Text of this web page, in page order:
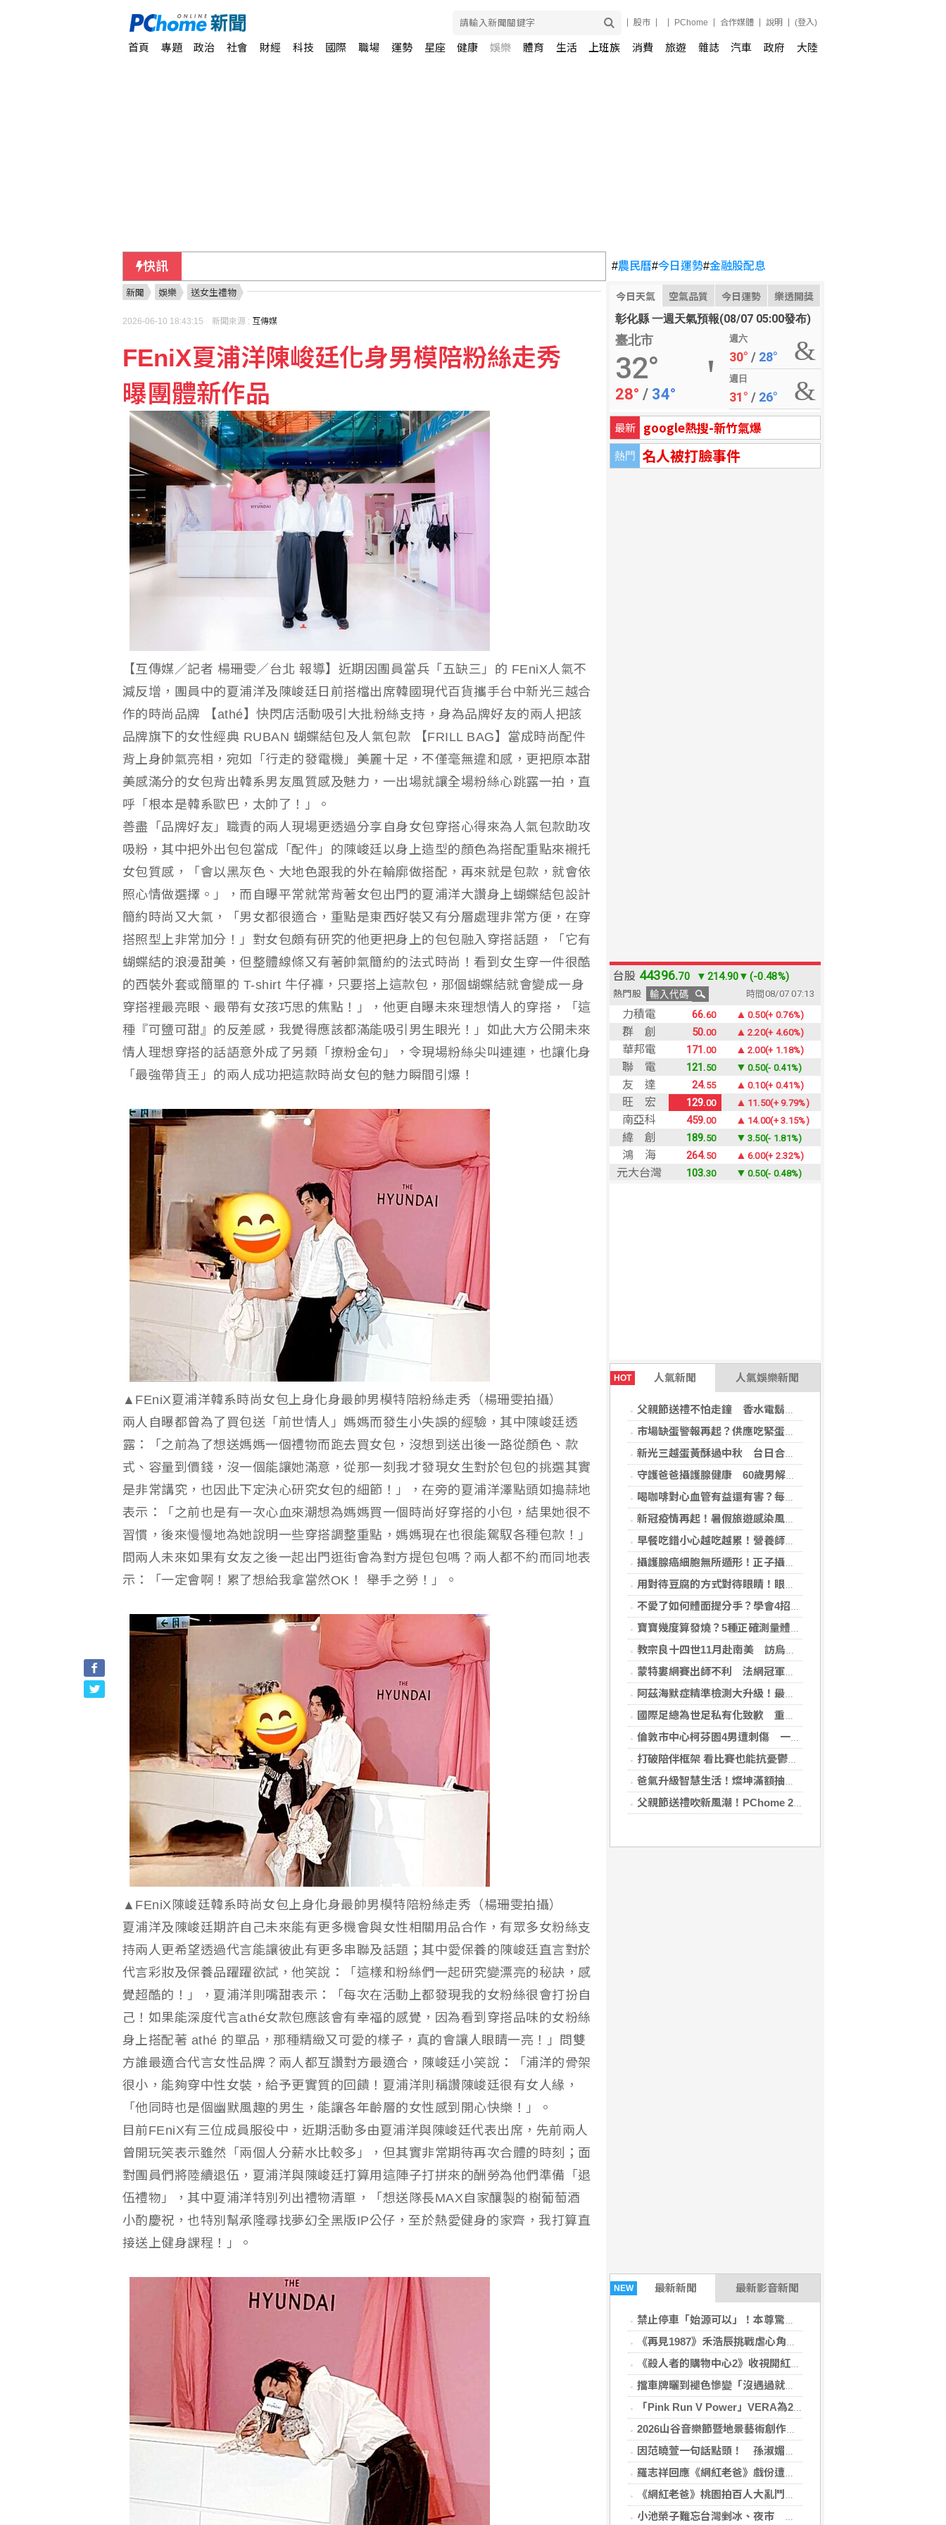
股市 PChome 合作媒體 說明 (登入)
首頁 專題 政治 社會 財經 科技 國際 職場 運勢 星座 健康 娛樂 體育 生活 上班族 消費 旅遊 雜誌 汽車 政府 大陸
快訊 #農民曆#今日運勢#金融股配息
今日天氣 空氣品質 今日運勢 樂透開獎
彰化縣 一週天氣預報(08/07 05:00發布)
臺北市
32°
28° / 34°
週六
30° / 28°
週日
31° / 26°
最新 google熱搜-新竹氣爆
熱門 名人被打臉事件
HOT 人氣新聞 人氣娛樂新聞
父親節送禮不怕走鐘 香水電鬍刀千年不敗
市場缺蛋警報再起？供應吃緊蛋價蠢蠢欲動
新光三越蛋黃酥過中秋 台日合作開發話題新品
守護爸爸攝護腺健康 60歲男解尿異常 靠PHI檢測及早揪出攝護腺癌
喝咖啡對心血管有益還有害？每日可以喝幾杯咖啡？美心臟協會一次解答
新冠疫情再起！暑假旅遊感染風險增 專家教你這樣做好防護
早餐吃錯小心越吃越累！營養師點名3大NG組合：根本「台式安眠藥」
攝護腺癌細胞無所遁形！正子攝影掃描揪出攝護腺癌，精準定位助早期治療
用對待豆腐的方式對待眼睛！眼科醫揭「4件事」絕不可以對眼睛做
不愛了如何體面提分手？學會4招重新看待分手：道歉、挽留都沒必要
寶寶幾度算發燒？5種正確測量體溫的方法：耳溫測量快、額溫快速便利
教宗良十四世11月赴南美 訪烏拉圭、阿根廷和秘魯
蒙特婁網賽出師不利 法網冠軍茲韋列夫輸荷蘭對手
阿茲海默症精準檢測大升級！最新血液生物標記檢測，不再只能靠「猜」
國際足總為世足私有化致歉 重申力挺主席英凡提諾
倫敦市中心柯芬園4男遭刺傷 一女涉持械攻擊被捕
打破陪伴框架 看比賽也能抗憂鬱？日最新研究指出：觀看運動賽事 老年憂鬱症風險降低3成
爸氣升級智慧生活！燦坤滿額抽折疊旗艦機、台灣大 3C 豪禮最低 0 元帶回家
父親節送禮吹新風潮！PChome 24h 購物揭男香 TOP5 與居家健身器材買氣翻倍
NEW 最新新聞 最新影音新聞
禁止停車「始源可以」！本尊驚喜現身早餐店 鐵粉店長嚇傻尖叫
《再見1987》禾浩辰挑戰虐心角色 韓星李侑菲、文熙景來台助陣
《殺人者的購物中心2》收視開紅盤 李棟旭高難度逃脫戲、金慧埈黑化成亮點
擋車牌曬到褪色慘變「沒遇過就好了」！崔始源親朝聖崩潰喊：記得常換照片
「Pink Run V Power」VERA為2026裙襬澎澎RUN拍攝一系列主題宣傳影片 So-net 邀VERA寫下暖心祝福運勢籤
2026山谷音樂節暨地景藝術創作《rmdax破曉》 花蓮銅門11月登場
因范曉萱一句話點頭！ 孫淑媚出道31年認真學生上身備戰
羅志祥回應《網紅老爸》戲份遭刪喊：「有存在感就好」 公開流量密技
《網紅老爸》桃園拍百人大亂鬥逼真到快缺氧！阿Ben撞傷流血送醫仍回片場 王識賢曝搏命拍攝過程
小池榮子難忘台灣剉冰、夜市 笑喊：一直在吃
新聞 娛樂 送女生禮物
2026-06-10 18:43:15 新聞來源 : 互傳媒
FEniX夏浦洋陳峻廷化身男模陪粉絲走秀
曝團體新作品
【互傳媒／記者 楊珊雯／台北 報導】近期因團員當兵「五缺三」的 FEniX人氣不
減反增，團員中的夏浦洋及陳峻廷日前搭檔出席韓國現代百貨攜手台中新光三越合
作的時尚品牌 【athé】快閃店活動吸引大批粉絲支持，身為品牌好友的兩人把該
品牌旗下的女性經典 RUBAN 蝴蝶結包及人氣包款 【FRILL BAG】當成時尚配件
背上身帥氣亮相，宛如「行走的發電機」美麗十足，不僅毫無違和感，更把原本甜
美感滿分的女包背出韓系男友風質感及魅力，一出場就讓全場粉絲心跳露一拍，直
呼「根本是韓系歐巴，太帥了！」。
善盡「品牌好友」職責的兩人現場更透過分享自身女包穿搭心得來為人氣包款助攻
吸粉，其中把外出包包當成「配件」的陳峻廷以身上造型的顏色為搭配重點來襯托
女包質感，「會以黑灰色、大地色跟我的外在輪廓做搭配，再來就是包款，就會依
照心情做選擇。」，而自曝平常就常背著女包出門的夏浦洋大讚身上蝴蝶結包設計
簡約時尚又大氣，「男女都很適合，重點是東西好裝又有分層處理非常方便，在穿
搭照型上非常加分！」對女包頗有研究的他更把身上的包包融入穿搭話題，「它有
蝴蝶結的浪漫甜美，但整體線條又有著帥氣簡約的法式時尚！看到女生穿一件很酷
的西裝外套或簡單的 T-shirt 牛仔褲，只要搭上這款包，那個蝴蝶結就會變成一身
穿搭裡最亮眼、最帶有女孩巧思的焦點！」，他更自曝未來理想情人的穿搭，「這
種『可鹽可甜』的反差感，我覺得應該都滿能吸引男生眼光！」如此大方公開未來
情人理想穿搭的話語意外成了另類「撩粉金句」，令現場粉絲尖叫連連，也讓化身
「最強帶貨王」的兩人成功把這款時尚女包的魅力瞬間引爆！
▲FEniX夏浦洋韓系時尚女包上身化身最帥男模特陪粉絲走秀（楊珊雯拍攝）
兩人自曝都曾為了買包送「前世情人」媽媽而發生小失誤的經驗，其中陳峻廷透
露：「之前為了想送媽媽一個禮物而跑去買女包，沒想到送出後一路從顏色、款
式、容量到價錢，沒一個能讓她滿意，從那一刻我才發現女生對於包包的挑選其實
是非常講究，也因此下定決心研究女包的細節！」，在旁的夏浦洋澤點頭如搗蒜地
表示：「之前也是有一次心血來潮想為媽媽買一個時尚好穿搭的小包，結果她很不
習慣，後來慢慢地為她說明一些穿搭調整重點，媽媽現在也很能駕馭各種包款！」
問兩人未來如果有女友之後一起出門逛街會為對方提包包嗎？兩人都不約而同地表
示：「一定會啊！累了想給我拿當然OK！ 舉手之勞！」。
▲FEniX陳峻廷韓系時尚女包上身化身最帥男模特陪粉絲走秀（楊珊雯拍攝）
夏浦洋及陳峻廷期許自己未來能有更多機會與女性相關用品合作，有眾多女粉絲支
持兩人更希望透過代言能讓彼此有更多串聯及話題；其中愛保養的陳峻廷直言對於
代言彩妝及保養品躍躍欲試，他笑說：「這樣和粉絲們一起研究變漂亮的秘訣，感
覺超酷的！」，夏浦洋則嘴甜表示：「每次在活動上都發現我的女粉絲很會打扮自
己！如果能深度代言athé女款包應該會有幸福的感覺，因為看到穿搭品味的女粉絲
身上搭配著 athé 的單品，那種精緻又可愛的樣子，真的會讓人眼睛一亮！」問雙
方誰最適合代言女性品牌？兩人都互讚對方最適合，陳峻廷小笑說：「浦洋的骨架
很小，能夠穿中性女裝，給予更實質的回饋！夏浦洋則稱讚陳峻廷很有女人緣，
「他同時也是個幽默風趣的男生，能讓各年齡層的女性感到開心快樂！」。
目前FEniX有三位成員服役中，近期活動多由夏浦洋與陳峻廷代表出席，先前兩人
曾開玩笑表示雖然「兩個人分薪水比較多」，但其實非常期待再次合體的時刻；面
對團員們將陸續退伍，夏浦洋與陳峻廷打算用這陣子打拼來的酬勞為他們準備「退
伍禮物」，其中夏浦洋特別列出禮物清單，「想送隊長MAX自家釀製的樹葡萄酒
小酌慶祝，也特別幫承隆尋找夢幻全黑版IP公仔，至於熱愛健身的家齊，我打算直
接送上健身課程！」。